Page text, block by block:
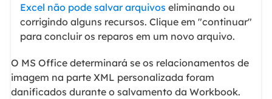
Excel não pode salvar arquivos eliminando ou
corrigindo alguns recursos. Clique em "continuar"
para concluir os reparos em um novo arquivo.
O MS Office determinará se os relacionamentos de
imagem na parte XML personalizada foram
danificados durante o salvamento da Workbook.